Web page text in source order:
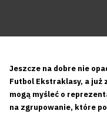
Jeszcze na dobre nie
Futbol Ekstraklasy, a już
mogą myśleć o
na zgrupowanie, które